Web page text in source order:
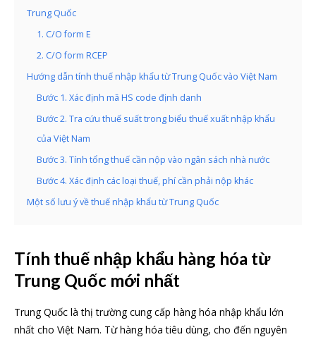
Trung Quốc
1. C/O form E
2. C/O form RCEP
Hướng dẫn tính thuế nhập khẩu từ Trung Quốc vào Việt Nam
Bước 1. Xác định mã HS code định danh
Bước 2. Tra cứu thuế suất trong biểu thuế xuất nhập khẩu
của Việt Nam
Bước 3. Tính tổng thuế cần nộp vào ngân sách nhà nước
Bước 4. Xác định các loại thuế, phí cần phải nộp khác
Một số lưu ý về thuế nhập khẩu từ Trung Quốc
Tính thuế nhập khẩu hàng hóa từ
Trung Quốc mới nhất
Trung Quốc là thị trường cung cấp hàng hóa nhập khẩu lớn
nhất cho Việt Nam. Từ hàng hóa tiêu dùng, cho đến nguyên